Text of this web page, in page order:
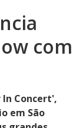
com
Concert',
em São